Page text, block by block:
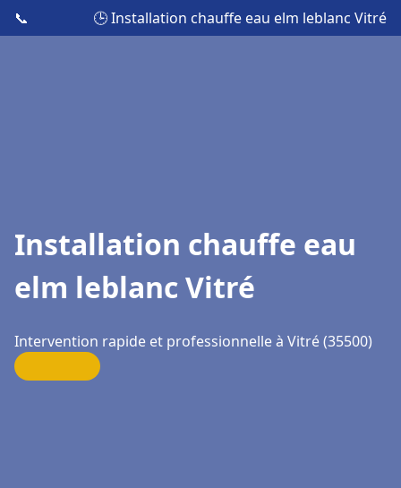
📞 🕒 Installation chauffe eau elm leblanc Vitré
Installation chauffe eau
elm leblanc Vitré
Intervention rapide et professionnelle à Vitré (35500)